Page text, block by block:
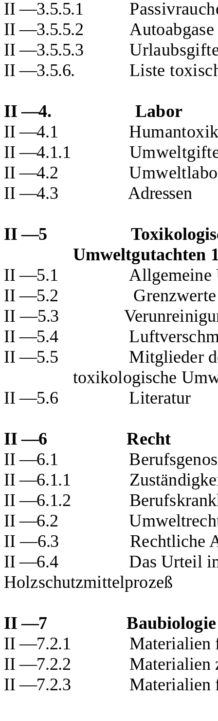
II —3.5.5.1
II —3.5.5.2
Autoabgase
II —3.5.5.3
II —3.5.6.
Liste
II —4.
Labor
II —4.1
II —4.1.1
II —4.2
II —4.3
Adressen
II —5
Umweltgutachten
II —5.1
Allgemeine
II —5.2
Grenzwerte
II —5.3
II —5.4
II —5.5
Mitglieder
toxikologische
II —5.6
Literatur
II —6
Recht
II —6.1
II —6.1.1
II —6.1.2
II —6.2
II —6.3
Rechtliche
II —6.4
Das Urteil
Holzschutzmittelprozeß
II —7
Baubiologie
II —7.2.1
Materialien
II —7.2.2
Materialien
II —7.2.3
Materialien